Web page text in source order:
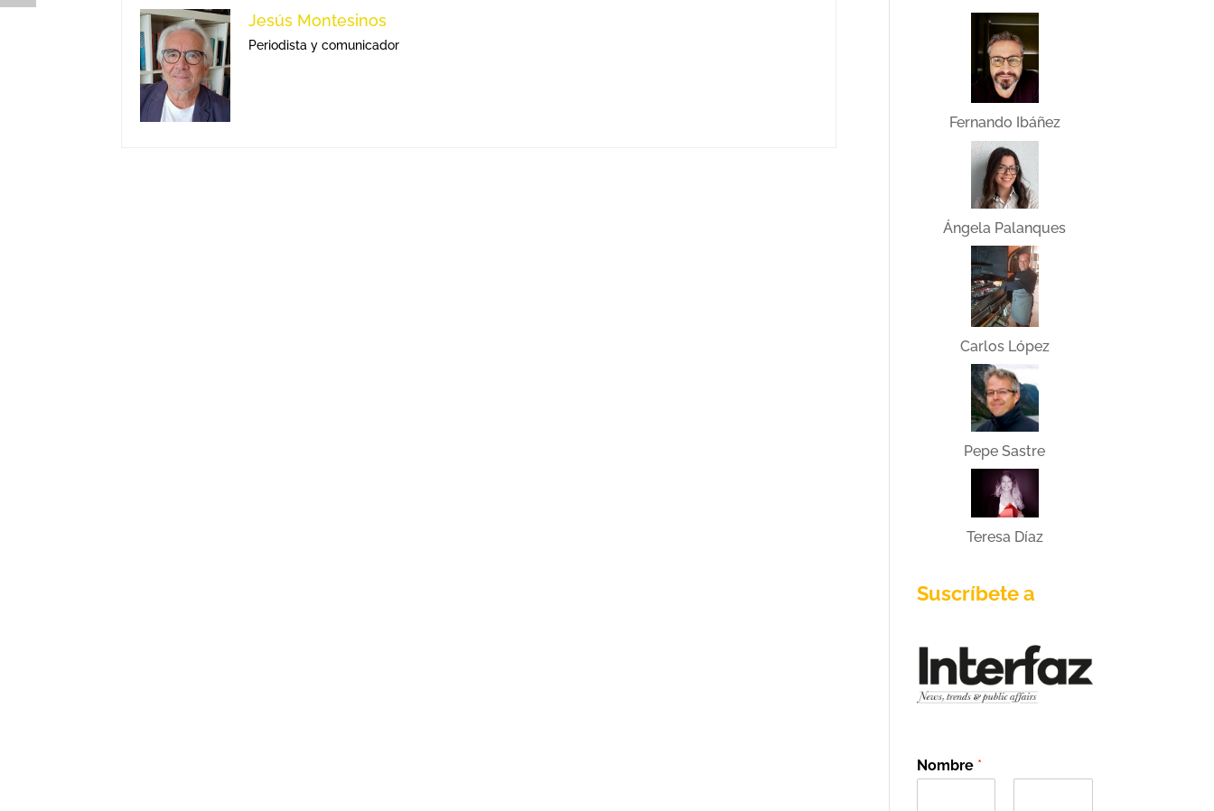
Jesús Montesinos
Periodista y comunicador
Fernando Ibáñez
Ángela Palanques
Carlos López
Pepe Sastre
Teresa Díaz
Suscríbete a
Nombre *